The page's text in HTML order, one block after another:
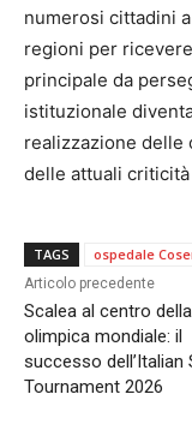
numerosi cittadini
regioni per
principale da
istituzionale
realizzazione delle
delle attuali
TAGS ospedale
Articolo precedente
Scalea al centro
olimpica mondiale: il
successo dell’Italian
Tournament 2026